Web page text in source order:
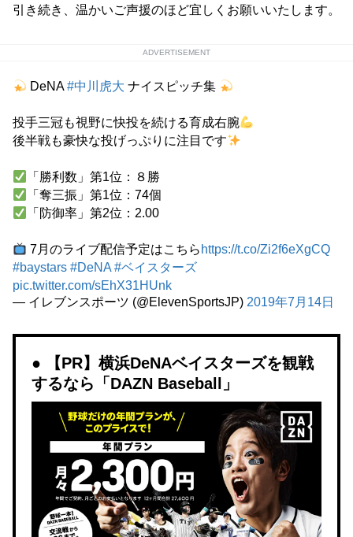
引き続き、温かいご声援のほど宜しくお願いいたします。
ADVERTISEMENT
DeNA#中川虎大 ナイスピッチ集
投手三冠も視野に快投を続ける育成右腕
後半戦も豪快な投げっぷりに注目です
「勝利数」第1位：８勝
「奪三振」第1位：74個
「防御率」第2位：2.00
7月のライブ配信予定はこちら https://t.co/Zi2f6eXgCQ
#baystars #DeNA #ベイスターズ
pic.twitter.com/sEhX31HUnk
— イレブンスポーツ (@ElevenSportsJP) 2019年7月14日
【PR】横浜DeNAベイスターズを観戦
するなら「DAZN Baseball」